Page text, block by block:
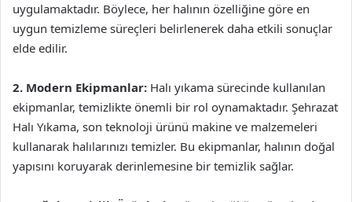
uygulamaktadır. Böylece, her halının özelliğine göre en
uygun temizleme süreçleri belirlenerek daha etkili sonuçlar
elde edilir.
2. Modern Ekipmanlar: Halı yıkama sürecinde kullanılan
ekipmanlar, temizlikte önemli bir rol oynamaktadır. Şehrazat
Halı Yıkama, son teknoloji ürünü makine ve malzemeleri
kullanarak halılarınızı temizler. Bu ekipmanlar, halının doğal
yapısını koruyarak derinlemesine bir temizlik sağlar.